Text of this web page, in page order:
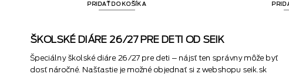
PRIDAŤ DO KOŠÍKA
ŠKOLSKÉ DIÁRE 26/27 PRE DETI OD SEIK
Špeciálny školské diáre 26/27 pre deti – nájsť ten správny môže byť
dosť náročné. Našťastie je možné objednať si z webshopu seik.sk